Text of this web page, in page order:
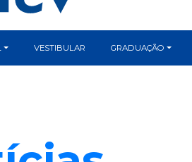
VESTIBULAR GRADUAÇÃO